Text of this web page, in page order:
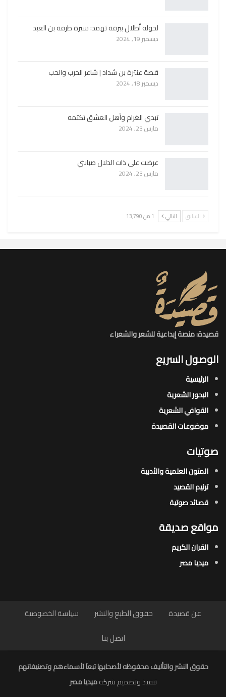
لخولة أطلال ببرقة ثهمد: سيرة طرفة بن العبد
ديسمبر 19, 2024
قصة عنترة بن شداد | شاعر الحرب والحب
ديسمبر 18, 2024
تبدي الغرام وأهل العشق تكتمه
مارس 23, 2024
عرضت على ذات الدلال صبابتي
مارس 23, 2024
السابق التالي 1 من 13٬790
قصيدة: منصة إبداعية للشعر والشعراء
الوصول السريع
الرئيسية
البحور الشعرية​
القوافي الشعرية​
موضوعات القصيدة​
صوتيات
المتون العلمية والأدبية
ترنيم القصيد
قصائد صوتية
مواقع صديقة
القران الكريم
ميديا مصر
عن قصيدة حقوق الطبع والنشر
سياسة الخصوصية
اتصل بنا
حقوق النشر والتأليف محفوظه لأصحابها تبعاَ لأسماءهم وتصنيفاتهم
تنفيذ وتصميم شركةميديا مصر